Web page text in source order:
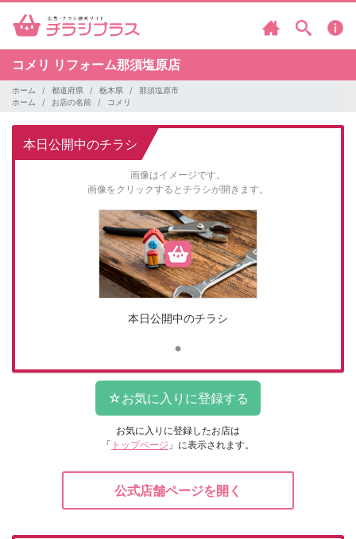
コメリ リフォーム那須塩原店
ホーム 都道府県 栃木県
那須塩原市
ホーム
お店の名前 コメリ
本日公開中のチラシ
画像はイメージです。
画像をクリックするとチラシが開きます。
本日公開中のチラシ
お気に入りに登録したお店は
「 トップページ 」に表示されます。
公式店舗ページを開く